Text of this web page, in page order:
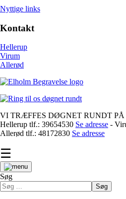
Nyttige links
Kontakt
Hellerup
Virum
Allerød
VI TRÆFFES DØGNET RUNDT PÅ
Hellerup tlf.: 39654530 Se adresse -
Allerød tlf.: 48172830 Se adresse
☰
Søg
Søg